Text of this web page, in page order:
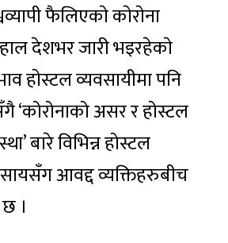
फैलिएकाे काेराेना
हाल देशभर जारी भइरहेकाे
हाेस्टल व्यवसायीमा पनि
असर र होस्टल
बारे विभिन्न होस्टल
आवद्द व्यक्तिहरुबीच
।